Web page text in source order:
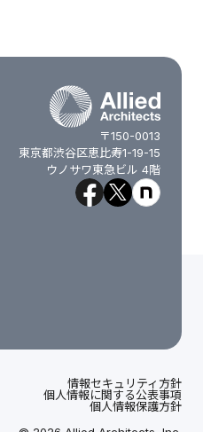
〒150-0013
東京都渋谷区恵比寿1-19-15
ウノサワ東急ビル 4階
情報セキュリティ方針
個人情報に関する公表事項
個人情報保護方針